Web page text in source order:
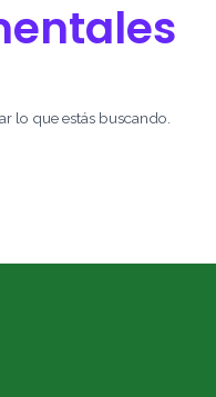
lo que estás buscando.